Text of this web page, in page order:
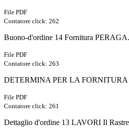
File PDF
Contatore click: 262
Buono-d'ordine 14 Fornitura
File PDF
Contatore click: 263
DETERMINA PER LA FORNITURA
File PDF
Contatore click: 261
Dettaglio d'ordine 13 LAVORI Il